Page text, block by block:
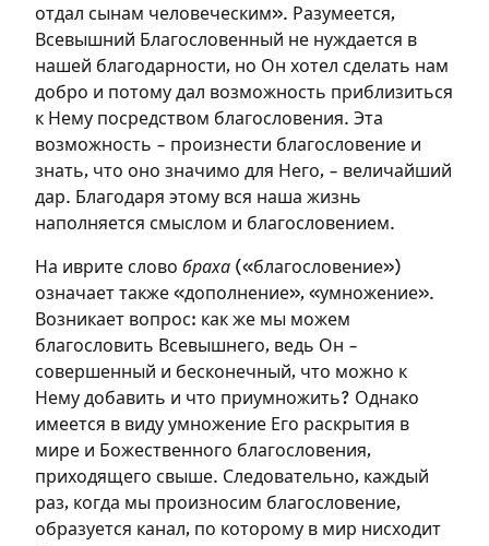
отдал сынам человеческим». Разумеется,
Всевышний Благословенный не нуждается в
нашей благодарности, но Он хотел сделать нам
добро и потому дал возможность приблизиться
к Нему посредством благословения. Эта
возможность – произнести благословение и
знать, что оно значимо для Него, – величайший
дар. Благодаря этому вся наша жизнь
наполняется смыслом и благословением.
На иврите слово браха («благословение»)
означает также «дополнение», «умножение».
Возникает вопрос: как же мы можем
благословить Всевышнего, ведь Он –
совершенный и бесконечный, что можно к
Нему добавить и что приумножить? Однако
имеется в виду умножение Его раскрытия в
мире и Божественного благословения,
приходящего свыше. Следовательно, каждый
раз, когда мы произносим благословение,
образуется канал, по которому в мир нисходит
Зарегистрироваться
на сайте
Чтобы делать пометки на сайте,
необходимо зарегистрироваться.
Подписаться Войти